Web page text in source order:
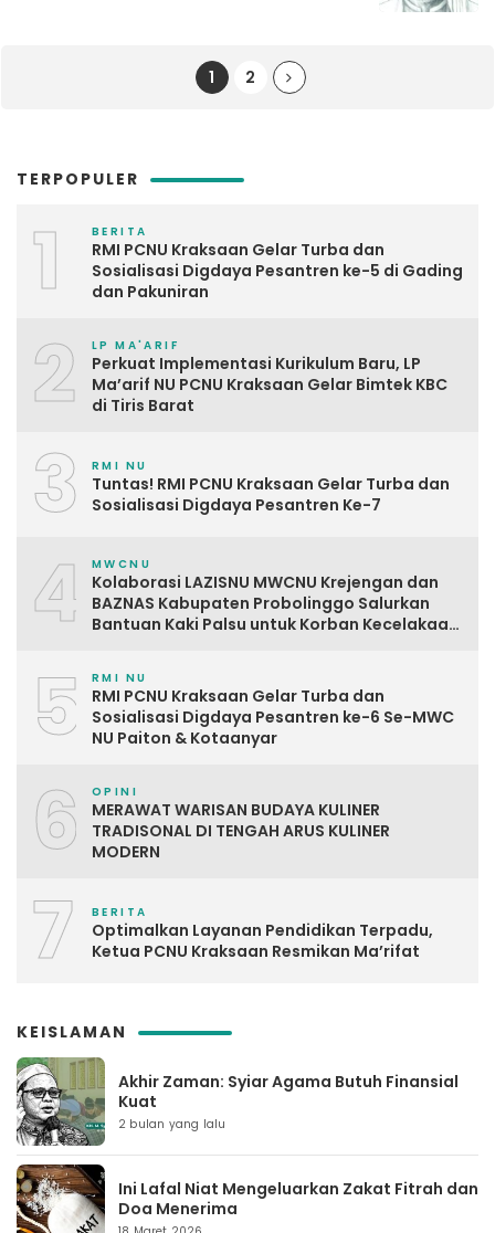
1 2
TERPOPULER
1 BERITA
RMI PCNU Kraksaan Gelar Turba dan
Sosialisasi Digdaya Pesantren ke-5 di Gading
dan Pakuniran
2 LP MA'ARIF
Perkuat Implementasi Kurikulum Baru, LP
Ma’arif NU PCNU Kraksaan Gelar Bimtek KBC
di Tiris Barat
3 RMI NU
Tuntas! RMI PCNU Kraksaan Gelar Turba dan
Sosialisasi Digdaya Pesantren Ke-7
4 MWCNU
Kolaborasi LAZISNU MWCNU Krejengan dan
BAZNAS Kabupaten Probolinggo Salurkan
Bantuan Kaki Palsu untuk Korban Kecelakaan
5 RMI NU
RMI PCNU Kraksaan Gelar Turba dan
Sosialisasi Digdaya Pesantren ke-6 Se-MWC
NU Paiton & Kotaanyar
6 OPINI
MERAWAT WARISAN BUDAYA KULINER
TRADISONAL DI TENGAH ARUS KULINER
MODERN
7 BERITA
Optimalkan Layanan Pendidikan Terpadu,
Ketua PCNU Kraksaan Resmikan Ma’rifat
KEISLAMAN
Akhir Zaman: Syiar Agama Butuh Finansial
Kuat
2 bulan yang lalu
Ini Lafal Niat Mengeluarkan Zakat Fitrah dan
Doa Menerima